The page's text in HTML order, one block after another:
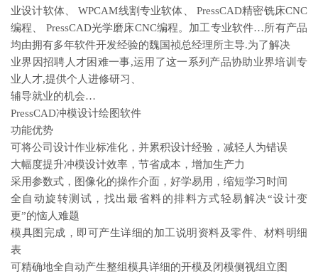
业设计软体、 WPCAM线割专业软体、 PressCAD精密铣床CNC
编程、 PressCAD光学磨床CNC编程。加工专业软件…所有产品
均由拥有多年软件开发经验的魏国祯总经理所主导.为了解决
业界因招聘人才困难一事,运用了这一系列产品协助业界培训专
业人才,提供个人进修研习、
辅导就业的机会…
PressCAD冲模设计绘图软件
功能优势
可将公司设计作业标准化，并累积设计经验，减轻人为错误
大幅度提升冲模设计效率，节省成本，增加生产力
采用参数式，图像化的操作介面，好学易用，缩短学习时间
全自动旋转测试，找出最省料的排料方式轻易解决“设计变
更”的恼人难题
模具图完成，即可产生详细的加工说明资料及零件、材料明细
表
可精确地全自动产生整组模具详细的开模及闭模侧视组立图